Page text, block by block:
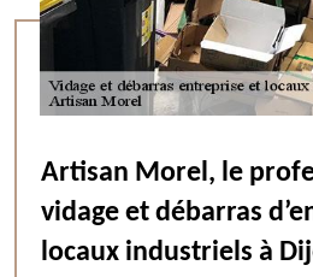
Artisan Morel, le
vidage et débarras
locaux industriels à